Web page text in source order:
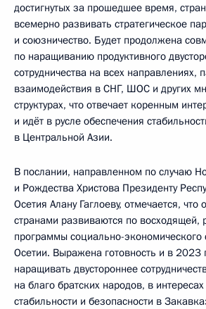
достигнутых за прошедшее время,
всемерно развивать стратегическое
и союзничество. Будет продолжена
по наращиванию продуктивного
сотрудничества на всех направлениях,
взаимодействия в СНГ, ШОС и других
структурах, что отвечает коренным
и идёт в русле обеспечения
в Центральной Азии.
В послании, направленном по случаю
и Рождества Христова Президенту
Осетия Алану Гаглоеву, отмечается,
странами развиваются по восходящей,
программы социально-
Осетии. Выражена готовность и в 2023
наращивать двустороннее
на благо братских народов, в
стабильности и безопасности в